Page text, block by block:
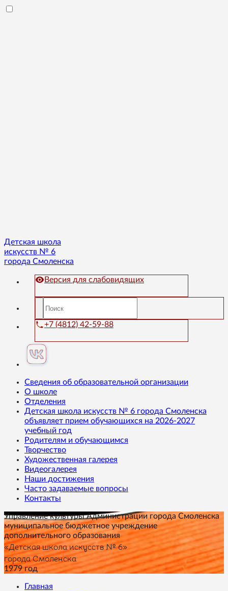
Детская школа
искусств № 6
города Смоленска
Версия для слабовидящих
+7 (4812) 42-59-88
Сведения об образовательной организации
О школе
Отделения
Детская школа искусств № 6 города Смоленска
объявляет прием обучающихся на 2026-2027
учебный год
Родителям и обучающимся
Творчество
Художественная галерея
Видеогалерея
Наши достижения
Часто задаваемые вопросы
Контакты
Управление культуры Администрации города Смоленска
муниципальное бюджетное учреждение
дополнительного образования
«Детская школа искусств № 6»
города Смоленска
1979 год
Главная